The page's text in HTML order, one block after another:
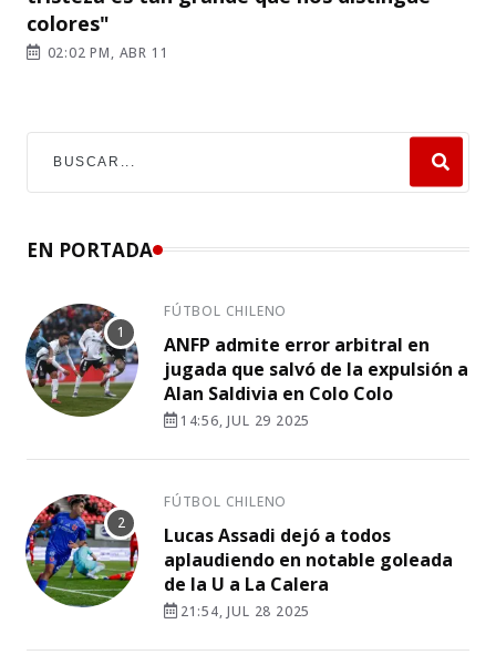
colores"
02:02 PM, ABR 11
EN PORTADA
FÚTBOL CHILENO
ANFP admite error arbitral en
jugada que salvó de la expulsión a
Alan Saldivia en Colo Colo
14:56, JUL 29 2025
FÚTBOL CHILENO
Lucas Assadi dejó a todos
aplaudiendo en notable goleada
de la U a La Calera
21:54, JUL 28 2025